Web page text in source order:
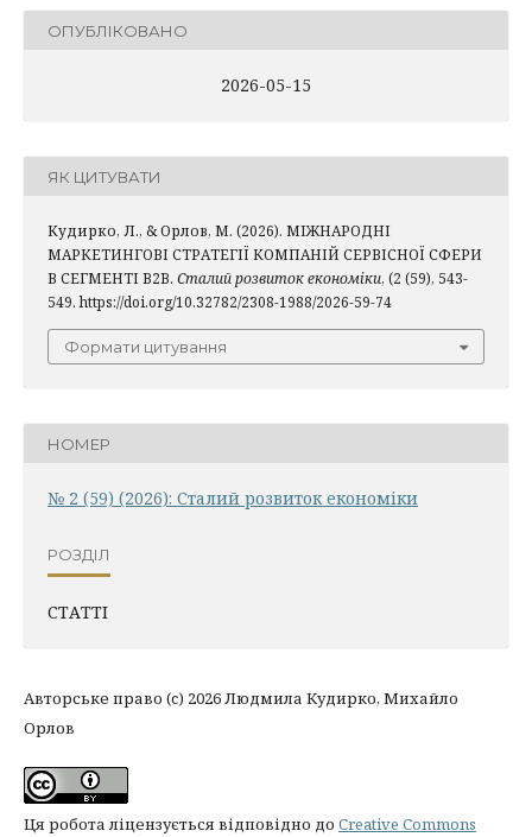
ОПУБЛІКОВАНО
2026-05-15
ЯК ЦИТУВАТИ
Кудирко, Л., & Орлов, М. (2026). МІЖНАРОДНІ
МАРКЕТИНГОВІ СТРАТЕГІЇ КОМПАНІЙ СЕРВІСНОЇ СФЕРИ
В СЕГМЕНТІ B2B. Сталий розвиток економіки, (2 (59), 543-
549. https://doi.org/10.32782/2308-1988/2026-59-74
Формати цитування
НОМЕР
№ 2 (59) (2026): Сталий розвиток економіки
РОЗДІЛ
СТАТТІ
Авторське право (c) 2026 Людмила Кудирко, Михайло
Орлов
Ця робота ліцензується відповідно до Creative Commons